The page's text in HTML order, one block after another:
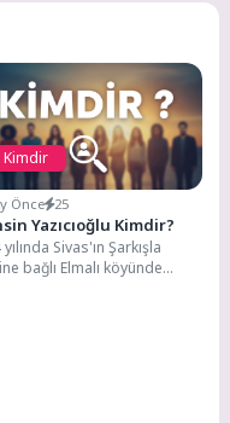
Kimdir
Önce 25
Yazıcıoğlu Kimdir?
Sivas'ın Şarkışla
bağlı Elmalı köyünde